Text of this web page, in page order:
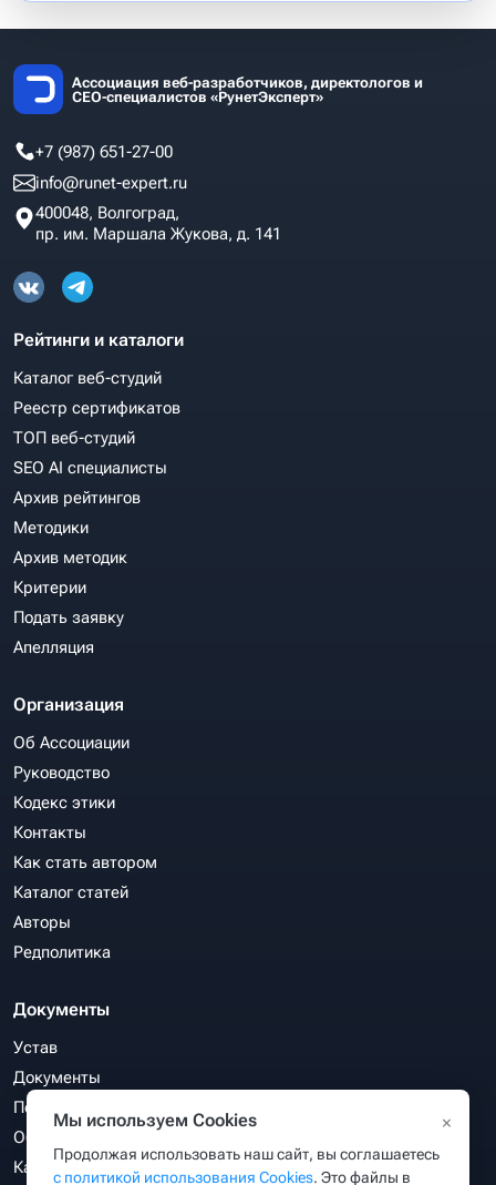
Ассоциация веб-разработчиков, директологов и
СЕО-специалистов «РунетЭксперт»
+7 (987) 651-27-00
info@runet-expert.ru
400048, Волгоград,
пр. им. Маршала Жукова, д. 141
Рейтинги и каталоги
Каталог веб-студий
Реестр сертификатов
ТОП веб-студий
SEO AI специалисты
Архив рейтингов
Методики
Архив методик
Критерии
Подать заявку
Апелляция
Организация
Об Ассоциации
Руководство
Кодекс этики
Контакты
Как стать автором
Каталог статей
Авторы
Редполитика
Документы
Устав
Документы
Политика конфиденциальности
Обработка персональных данных
Карта сайта
Мы используем Cookies
Продолжая использовать наш сайт, вы соглашаетесь
с политикой использования Cookies. Это файлы в
×